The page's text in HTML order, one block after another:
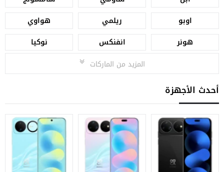
اوبو
ريلمي
هواوي
هونر
انفنكس
نوكيا
المزيد من الماركات
أحدث الأجهزة